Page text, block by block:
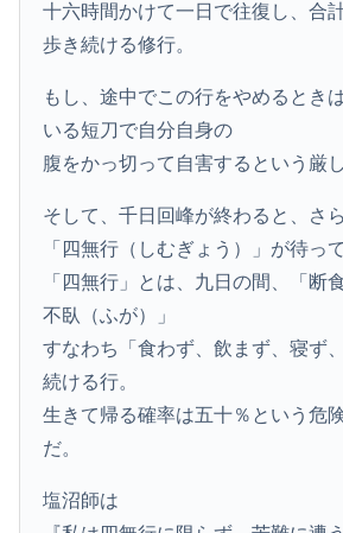
十六時間かけて一日で往復し、合
歩き続ける修行。
もし、途中でこの行をやめるとき
いる短刀で自分自身の
腹をかっ切って自害するという厳
そして、千日回峰が終わると、さ
「四無行（しむぎょう）」が待っ
「四無行」とは、九日の間、「断
不臥（ふが）」
すなわち「食わず、飲まず、寝ず
続ける行。
生きて帰る確率は五十％という危
だ。
塩沼師は